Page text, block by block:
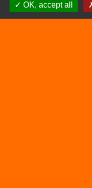
Liens
OK, accept all